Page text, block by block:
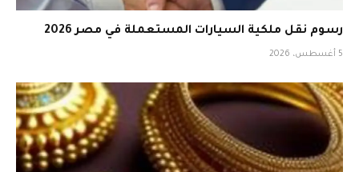
رسوم نقل ملكية السيارات المستعملة في مصر 2026
5 أغسطس، 2026